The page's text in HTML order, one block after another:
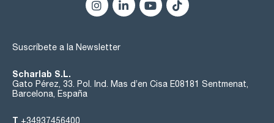
Suscríbete a la Newsletter
Scharlab S.L.
Gato Pérez, 33. Pol. Ind. Mas d’en Cisa E08181 Sentmenat,
Barcelona, España
T +34937456400